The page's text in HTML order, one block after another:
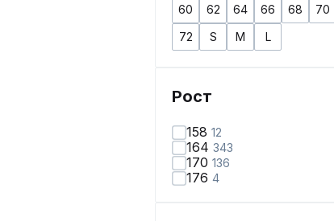
60
62 64 66 68
70
72
S M L
Рост
158 12
164 343
170 136
176 4